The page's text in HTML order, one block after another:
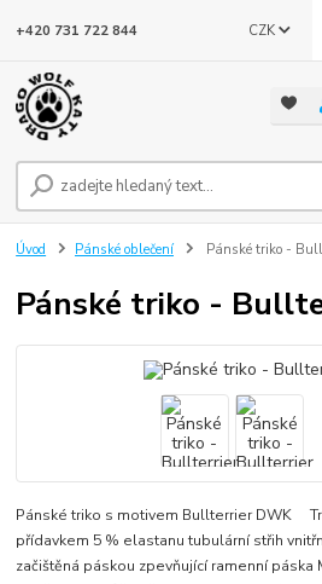
CZK
+420 731 722 844
Úvod Pánské oblečení Pánské triko -
Pánské triko -
Pánské triko s motivem Bullterrier DWK
přídavkem 5 % elastanu tubulární střih
začištěná páskou zpevňující ramenní páska